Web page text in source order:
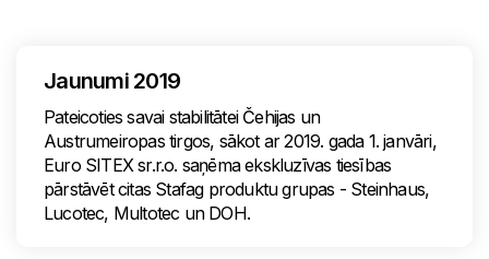
Jaunumi 2019
Pateicoties savai stabilitātei Čehijas un
Austrumeiropas tirgos, sākot ar 2019. gada 1. janvāri,
Euro SITEX sr.r.o. saņēma ekskluzīvas tiesības
pārstāvēt citas Stafag produktu grupas - Steinhaus,
Lucotec, Multotec un DOH.